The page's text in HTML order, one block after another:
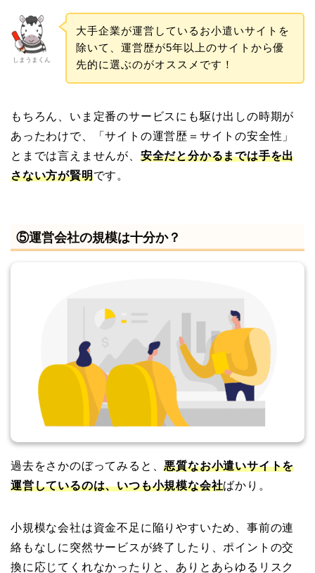
しまうまくん
大手企業が運営しているお小遣いサイトを
除いて、運営歴が5年以上のサイトから優
先的に選ぶのがオススメです！
もちろん、いま定番のサービスにも駆け出しの時期が
あったわけで、「サイトの運営歴＝サイトの安全性」
とまでは言えませんが、 安全だと分かるまでは手を出
さない方が賢明です。
⑤運営会社の規模は十分か？
過去をさかのぼってみると、悪質なお小遣いサイトを
運営しているのは、いつも小規模な会社ばかり。
小規模な会社は資金不足に陥りやすいため、事前の連
絡もなしに突然サービスが終了したり、ポイントの交
換に応じてくれなかったりと、ありとあらゆるリスク